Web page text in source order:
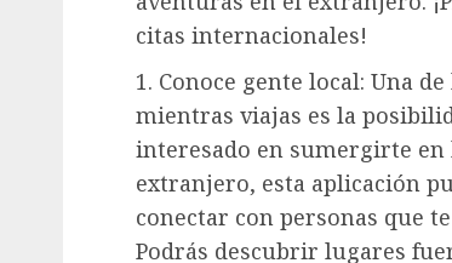
citas internacionales!
1. Conoce gente local: Una
mientras viajas es la
interesado en sumergirte
extranjero, esta aplicación
conectar con personas que
Podrás descubrir lugares